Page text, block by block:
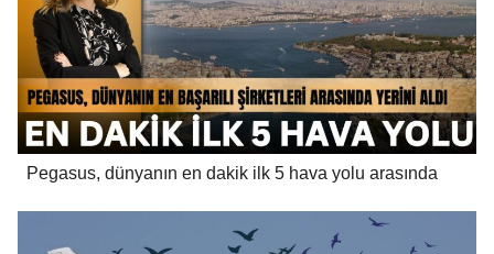
Pegasus, dünyanın en dakik ilk 5 hava yolu arasında